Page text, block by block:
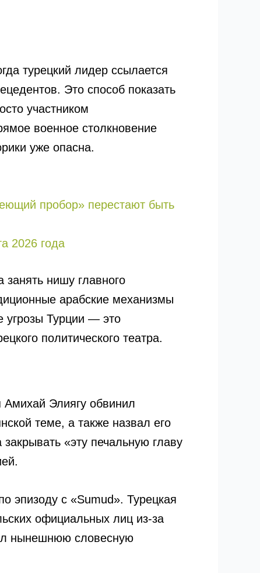
турецкий лидер ссылается
Это способ показать
участником
военное столкновение
уже опасна.
пробор» перестают быть
2026 года
нишу главного
арабские механизмы
угрозы Турции — это
политического театра.
Амихай Элиягу обвинил
теме, а также назвал его
«эту печальную главу
эпизоду с «Sumud». Турецкая
официальных лиц из-за
нынешнюю словесную